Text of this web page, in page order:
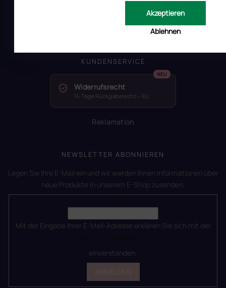
Ablehnen
Akzeptieren
Geschäftsbewertung
KUNDENSERVICE
Widerrufsrecht
14 Tage Rückgaberecht – EU
Reklamation
NEWSLETTER ABONNIEREN
Legen Sie Ihre E-Mail ein und wir werden Ihnen Informationen über
neue Produkte in unserem E-Shop zusenden.
Mit der Eingabe Ihrer E-Mail-Adresse erklären Sie sich mit der
einverstanden.